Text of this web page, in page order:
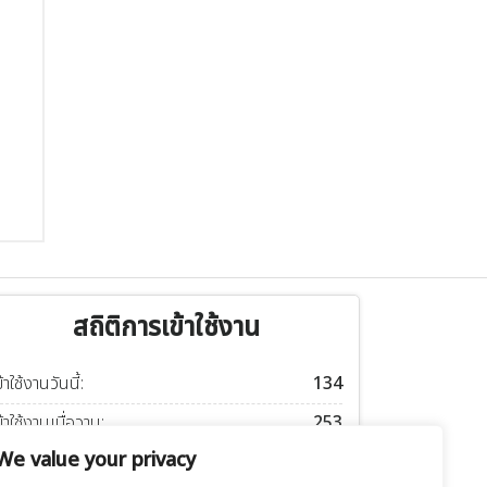
value your privacy
สถิติการเข้าใช้งาน
าใช้งานวันนี้:
134
าใช้งานเมื่อวาน:
253
าใช้งานอาทิตย์นี้: